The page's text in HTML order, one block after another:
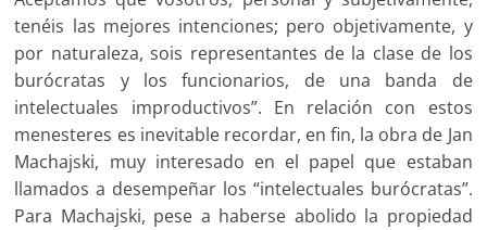
tenéis las mejores intenciones; pero objetivamente, y
por naturaleza, sois representantes de la clase de los
burócratas y los funcionarios, de una banda de
intelectuales improductivos”. En relación con estos
menesteres es inevitable recordar, en fin, la obra de Jan
Machajski, muy interesado en el papel que estaban
llamados a desempeñar los “intelectuales burócratas”.
Para Machajski, pese a haberse abolido la propiedad